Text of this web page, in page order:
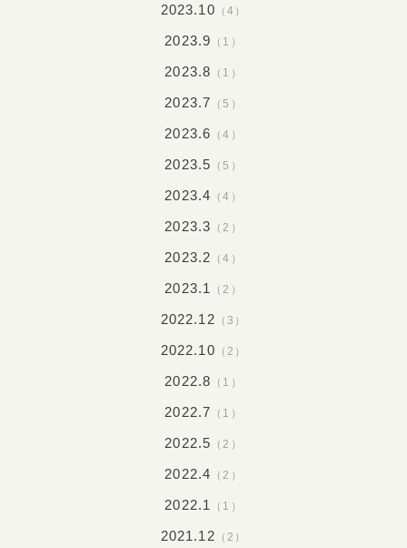
2023.10 （4）
2023.9 （1）
2023.8 （1）
2023.7 （5）
2023.6 （4）
2023.5 （5）
2023.4 （4）
2023.3 （2）
2023.2 （4）
2023.1 （2）
2022.12 （3）
2022.10 （2）
2022.8 （1）
2022.7 （1）
2022.5 （2）
2022.4 （2）
2022.1 （1）
2021.12 （2）